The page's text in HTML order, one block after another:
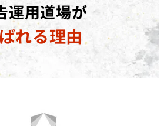
運用道場が
れる理由